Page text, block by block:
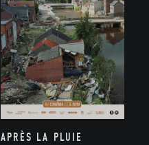
APRÈS LA PLUIE